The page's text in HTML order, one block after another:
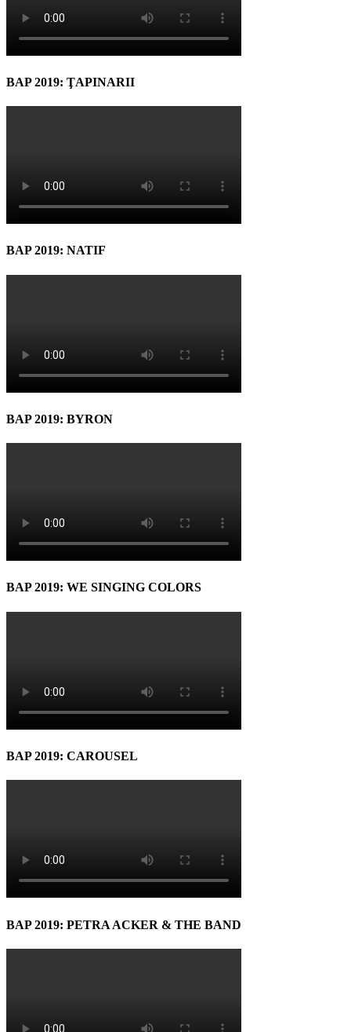
BAP 2019: ŢAPINARII
BAP 2019: NATIF
BAP 2019: BYRON
BAP 2019: WE SINGING COLORS
BAP 2019: CAROUSEL
BAP 2019: PETRA ACKER & THE BAND